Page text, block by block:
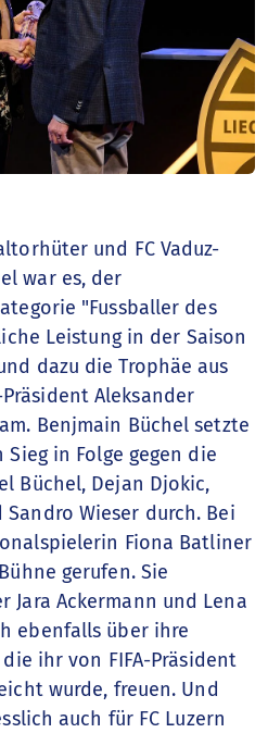
und FC Vaduz-
war es, der
"Fussballer des
Leistung in der Saison
dazu die Trophäe aus
Aleksander
Benjmain Büchel setzte
in Folge gegen die
Büchel, Dejan Djokic,
Wieser durch. Bei
Fiona Batliner
gerufen. Sie
Jara Ackermann und Lena
ebenfalls über ihre
ihr von FIFA-Präsident
wurde, freuen. Und
auch für FC Luzern